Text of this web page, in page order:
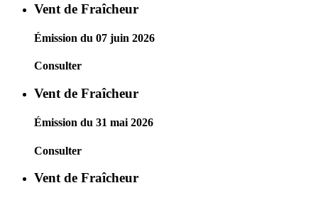
Vent de Fraîcheur
Émission du 07 juin 2026
Consulter
Vent de Fraîcheur
Émission du 31 mai 2026
Consulter
Vent de Fraîcheur